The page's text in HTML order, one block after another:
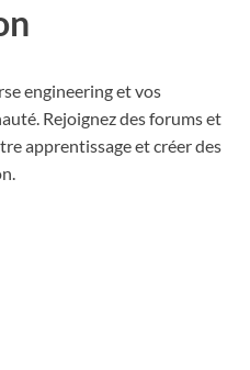
engineering et vos
Rejoignez des forums et
apprentissage et créer des